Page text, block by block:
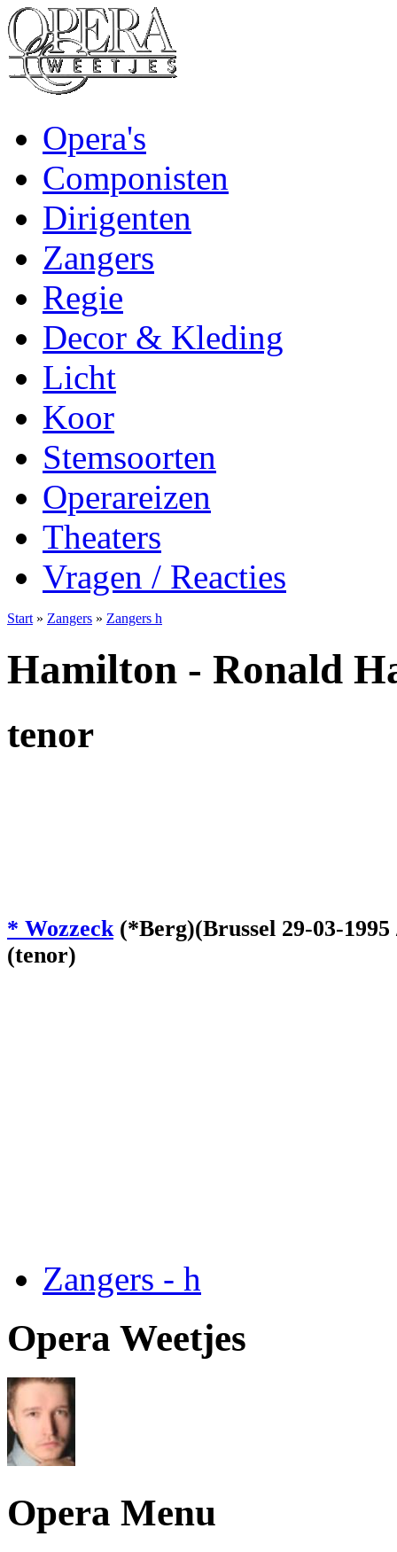
Opera's
Componisten
Dirigenten
Zangers
Regie
Decor & Kleding
Licht
Koor
Stemsoorten
Operareizen
Theaters
Vragen / Reacties
Start » Zangers » Zangers h
Hamilton - Ronald
tenor
* Wozzeck (*Berg)(Brussel 29-03-
(tenor)
Zangers - h
Opera Weetjes
Opera Menu